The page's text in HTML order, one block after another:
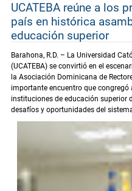
UCATEBA reúne a los
país en histórica
educación superior
Barahona, R.D. – La Universidad
(UCATEBA) se convirtió en el
la Asociación Dominicana de
importante encuentro que
instituciones de educación superior
desafíos y oportunidades del